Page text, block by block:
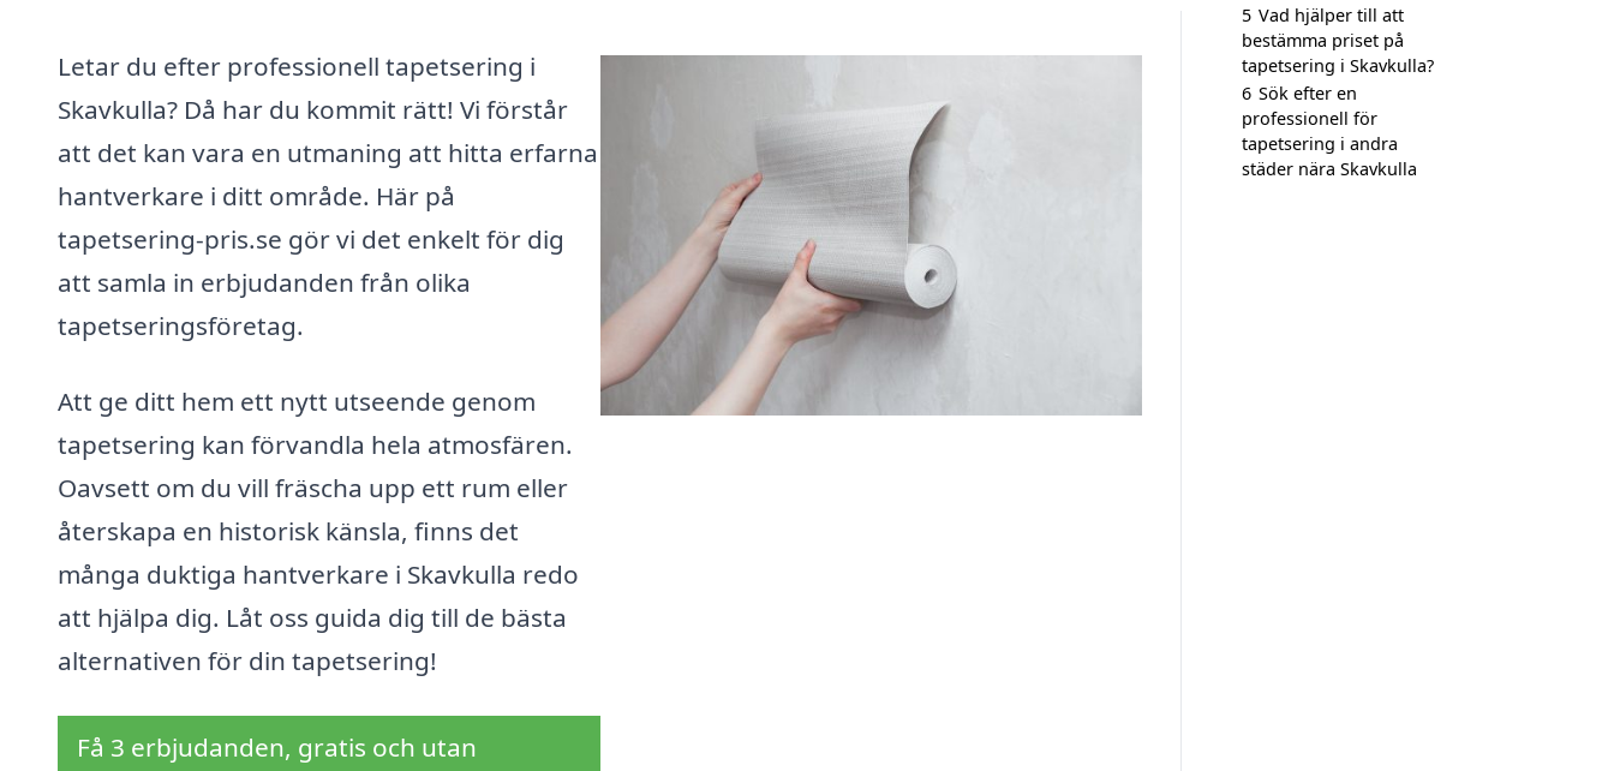
Letar du efter professionell tapetsering i
Skavkulla? Då har du kommit rätt! Vi förstår
att det kan vara en utmaning att hitta erfarna
hantverkare i ditt område. Här på
tapetsering-pris.se gör vi det enkelt för dig
att samla in erbjudanden från olika
tapetseringsföretag.
Att ge ditt hem ett nytt utseende genom
tapetsering kan förvandla hela atmosfären.
Oavsett om du vill fräscha upp ett rum eller
återskapa en historisk känsla, finns det
många duktiga hantverkare i Skavkulla redo
att hjälpa dig. Låt oss guida dig till de bästa
alternativen för din tapetsering!
Få 3 erbjudanden, gratis och utan
5 Vad hjälper till att
bestämma priset på
tapetsering i Skavkulla?
6 Sök efter en
professionell för
tapetsering i andra
städer nära Skavkulla